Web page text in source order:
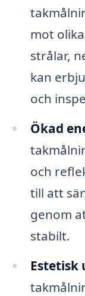
mot
strålar,
kan
och
Ökad
och
till att
genom
stabilt.
Estetisk